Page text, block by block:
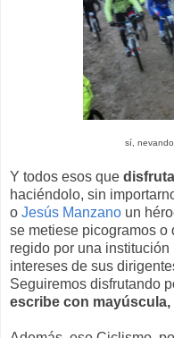
sí,
Y todos esos que
haciéndolo, sin
o Jesús Manzano un
se metiese picogramos
regido por una
intereses de sus
Seguiremos disfrutando
escribe con